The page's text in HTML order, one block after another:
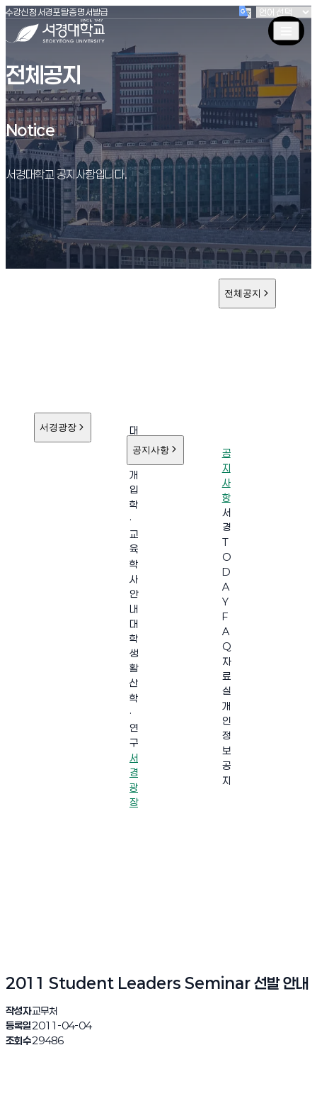
서경대학교
수강신청 (새창 열림)
서경포탈(새창 열림)
증명서발급(새창 열림)
전체공지
Notice
Notice
서경대학교 공지사항입니다.
서경광장
대
학
개
입
학
·
교
육
학
사
안
내
대
학
생
활
산
학
·
연
구
서
경
광
장
공지사항
공
지
사
항
서
경
T
O
D
A
Y
F
A
Q
자
료
실
개
인
정
보
공
지
전체공지
2011 Student Leaders Seminar 선발 안내
작성자교무처
등록일2011-04-04
조회수29486